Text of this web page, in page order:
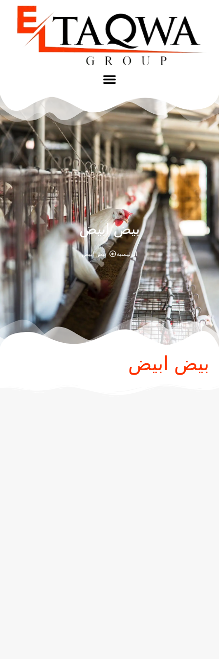
بيض ابيض
الرئيسية بيض ابيض
بيض ابيض